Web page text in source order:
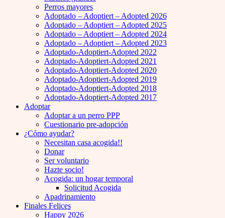
Perros mayores
Adoptado – Adoptiert – Adopted 2026
Adoptado – Adoptiert – Adopted 2025
Adoptado – Adoptiert – Adopted 2024
Adoptado – Adoptiert – Adopted 2023
Adoptado-Adoptiert-Adopted 2022
Adoptado-Adoptiert-Adopted 2021
Adoptado-Adoptiert-Adopted 2020
Adoptado-Adoptiert-Adopted 2019
Adoptado-Adoptiert-Adopted 2018
Adoptado-Adoptiert-Adopted 2017
Adoptar
Adoptar a un perro PPP
Cuestionario pre-adopción
¿Cómo ayudar?
Necesitan casa acogida!!
Donar
Ser voluntario
Hazte socio!
Acogida: un hogar temporal
Solicitud Acogida
Apadrinamiento
Finales Felices
Happy 2026